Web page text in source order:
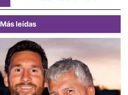
Más leídas